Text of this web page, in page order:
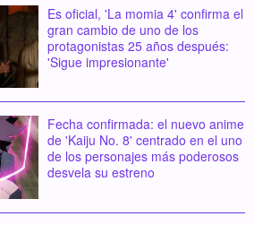
Es oficial, 'La momia 4' confirma el
gran cambio de uno de los
protagonistas 25 años después:
'Sigue impresionante'
Fecha confirmada: el nuevo anime
de 'Kaiju No. 8' centrado en el uno
de los personajes más poderosos
desvela su estreno